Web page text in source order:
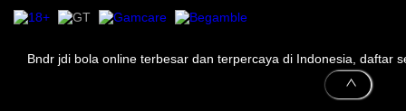
Bndr jdi bola online terbesar dan terpercaya di Indonesia, daftar